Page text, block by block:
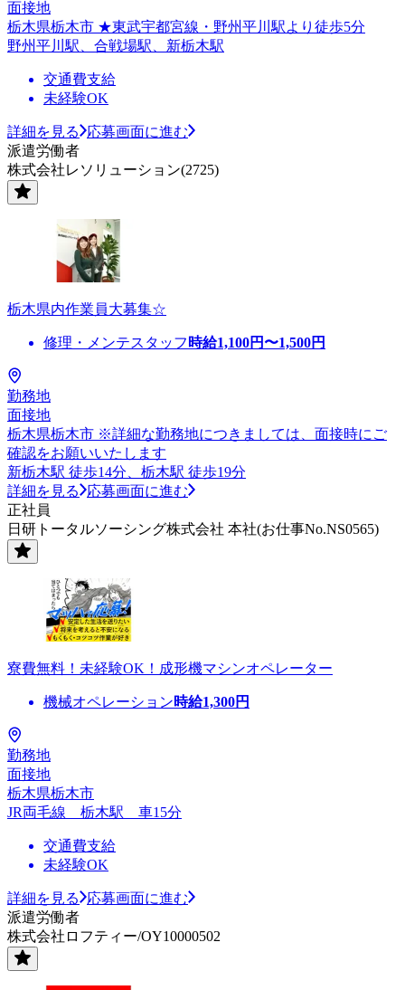
面接地
栃木県栃木市 ★東武宇都宮線・野州平川駅より徒歩5分
野州平川駅、合戦場駅、新栃木駅
交通費支給
未経験OK
詳細を見る
応募画面に進む
派遣労働者
株式会社レソリューション(2725)
栃木県内作業員大募集☆
修理・メンテスタッフ 時給1,100円〜1,500円
勤務地
面接地
栃木県栃木市 ※詳細な勤務地につきましては、面接時にご
確認をお願いいたします
新栃木駅 徒歩14分、栃木駅 徒歩19分
詳細を見る
応募画面に進む
正社員
日研トータルソーシング株式会社 本社(お仕事No.NS0565)
寮費無料！未経験OK！成形機マシンオペレーター
機械オペレーション時給1,300円
勤務地
面接地
栃木県栃木市
JR両毛線 栃木駅 車15分
交通費支給
未経験OK
詳細を見る
応募画面に進む
派遣労働者
株式会社ロフティー/OY10000502